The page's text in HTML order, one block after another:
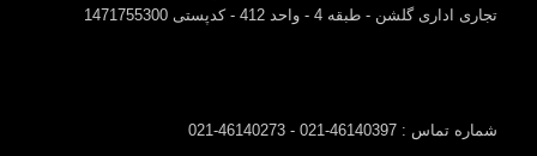
تجاری اداری گلشن - طبقه 4 - واحد 412 - کدپستی 1471755300
شماره تماس : 46140397-021 - 46140273-021